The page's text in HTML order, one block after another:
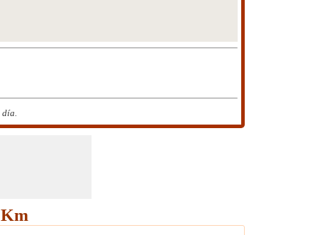
día.